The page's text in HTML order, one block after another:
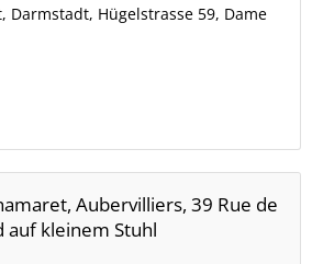
Darmstadt, Hügelstrasse 59, Dame